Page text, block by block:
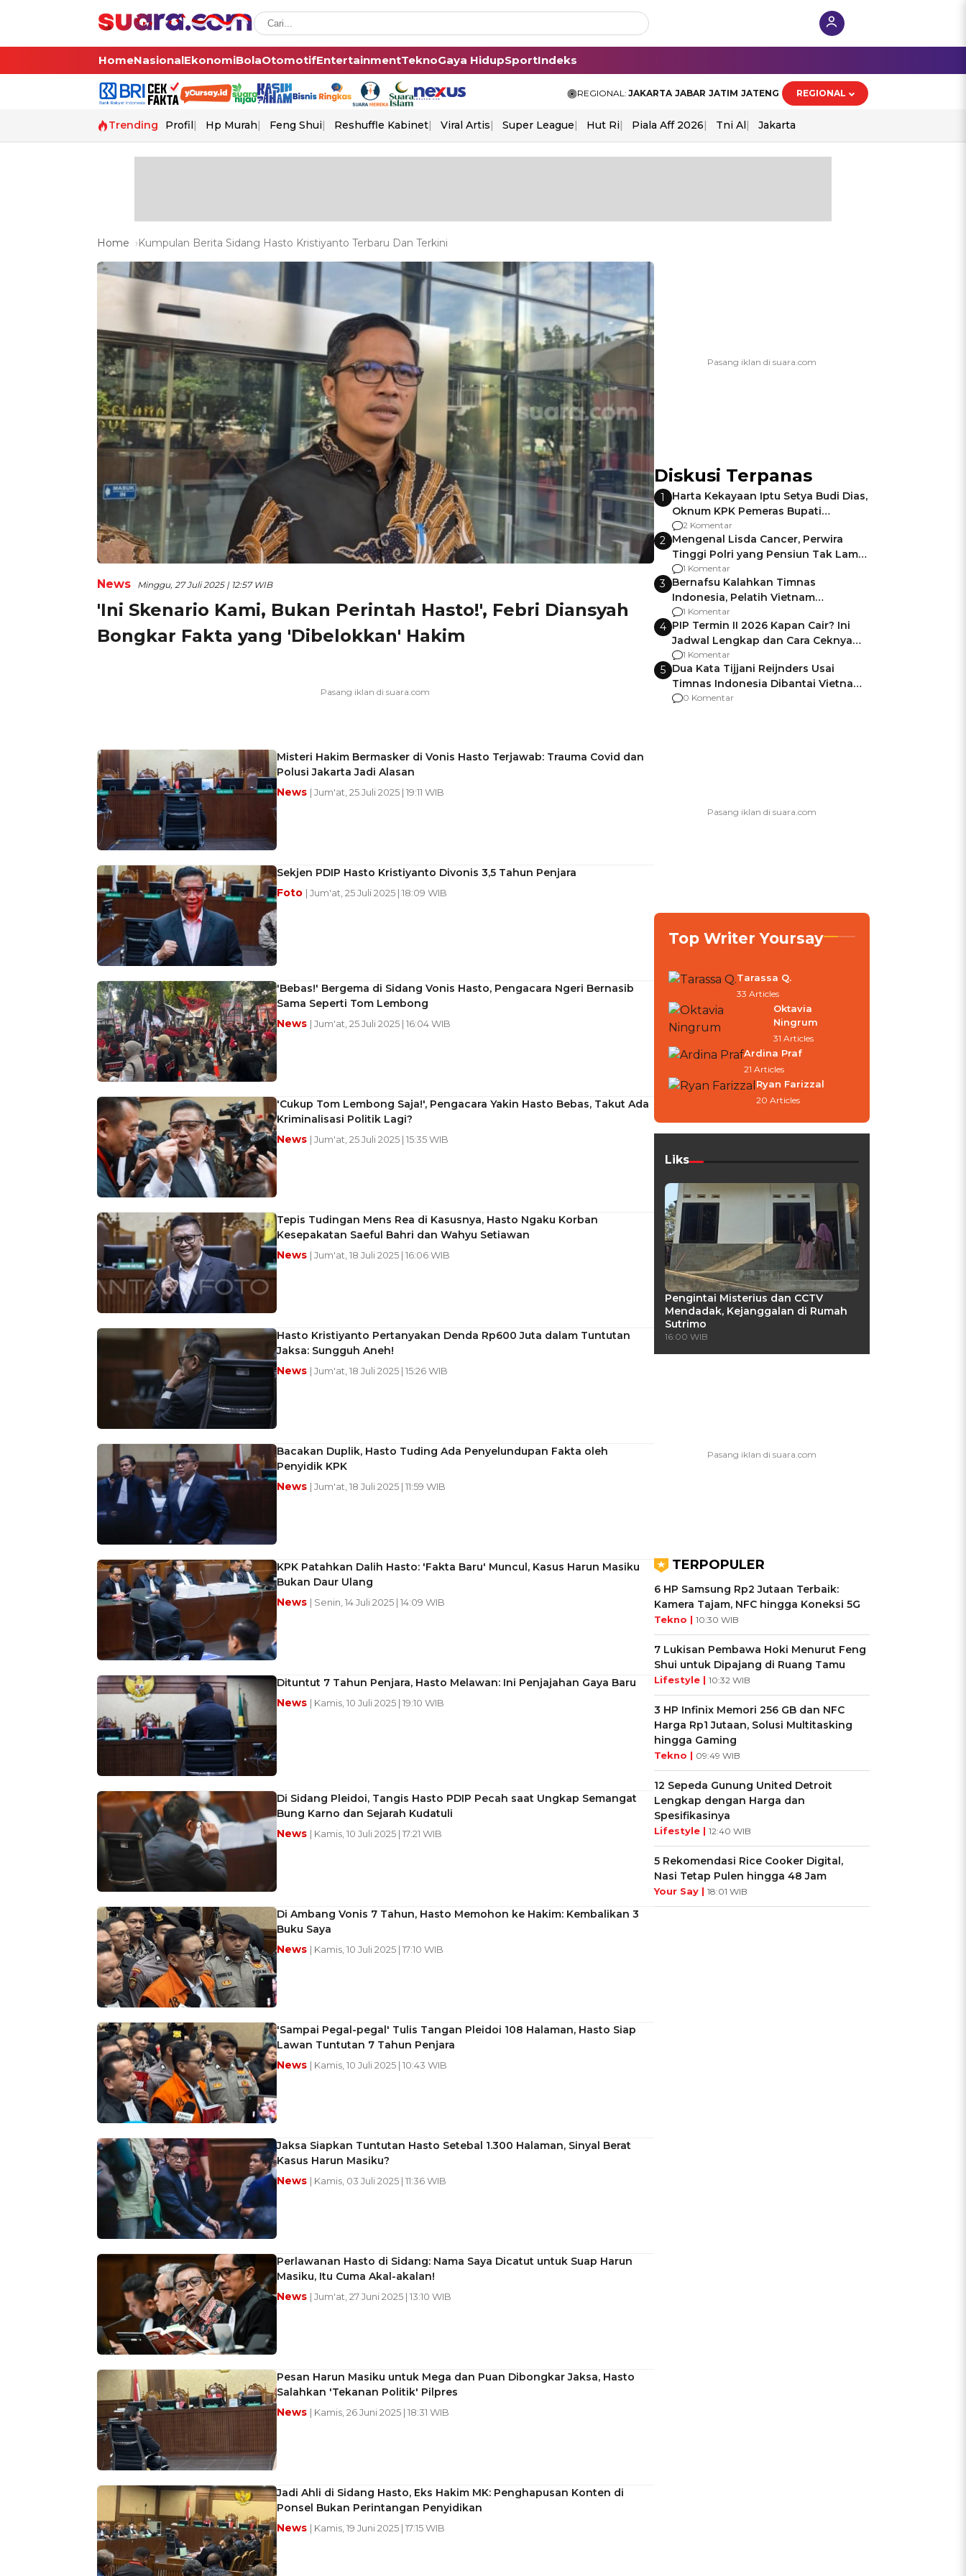
HomeNasionalEkonomiBolaOtomotifEntertainmentTeknoGaya HidupSportIndeks
REGIONAL: JAKARTA JABAR JATIM JATENG REGIONAL
Trending Profil Hp Murah Feng Shui Reshuffle Kabinet Viral Artis Super League Hut Ri Piala Aff 2026 Tni Al Jakarta
Home Kumpulan Berita Sidang Hasto Kristiyanto Terbaru Dan Terkini
News Minggu, 27 Juli 2025 | 12:57 WIB
'Ini Skenario Kami, Bukan Perintah Hasto!', Febri Diansyah
Bongkar Fakta yang 'Dibelokkan' Hakim
Misteri Hakim Bermasker di Vonis Hasto Terjawab: Trauma Covid dan
Polusi Jakarta Jadi Alasan
News | Jum'at, 25 Juli 2025 | 19:11 WIB
Sekjen PDIP Hasto Kristiyanto Divonis 3,5 Tahun Penjara
Foto | Jum'at, 25 Juli 2025 | 18:09 WIB
'Bebas!' Bergema di Sidang Vonis Hasto, Pengacara Ngeri Bernasib
Sama Seperti Tom Lembong
News | Jum'at, 25 Juli 2025 | 16:04 WIB
'Cukup Tom Lembong Saja!', Pengacara Yakin Hasto Bebas, Takut Ada
Kriminalisasi Politik Lagi?
News | Jum'at, 25 Juli 2025 | 15:35 WIB
Tepis Tudingan Mens Rea di Kasusnya, Hasto Ngaku Korban
Kesepakatan Saeful Bahri dan Wahyu Setiawan
News | Jum'at, 18 Juli 2025 | 16:06 WIB
Hasto Kristiyanto Pertanyakan Denda Rp600 Juta dalam Tuntutan
Jaksa: Sungguh Aneh!
News | Jum'at, 18 Juli 2025 | 15:26 WIB
Bacakan Duplik, Hasto Tuding Ada Penyelundupan Fakta oleh
Penyidik KPK
News | Jum'at, 18 Juli 2025 | 11:59 WIB
KPK Patahkan Dalih Hasto: 'Fakta Baru' Muncul, Kasus Harun Masiku
Bukan Daur Ulang
News | Senin, 14 Juli 2025 | 14:09 WIB
Dituntut 7 Tahun Penjara, Hasto Melawan: Ini Penjajahan Gaya Baru
News | Kamis, 10 Juli 2025 | 19:10 WIB
Di Sidang Pleidoi, Tangis Hasto PDIP Pecah saat Ungkap Semangat
Bung Karno dan Sejarah Kudatuli
News | Kamis, 10 Juli 2025 | 17:21 WIB
Di Ambang Vonis 7 Tahun, Hasto Memohon ke Hakim: Kembalikan 3
Buku Saya
News | Kamis, 10 Juli 2025 | 17:10 WIB
'Sampai Pegal-pegal' Tulis Tangan Pleidoi 108 Halaman, Hasto Siap
Lawan Tuntutan 7 Tahun Penjara
News | Kamis, 10 Juli 2025 | 10:43 WIB
Jaksa Siapkan Tuntutan Hasto Setebal 1.300 Halaman, Sinyal Berat
Kasus Harun Masiku?
News | Kamis, 03 Juli 2025 | 11:36 WIB
Perlawanan Hasto di Sidang: Nama Saya Dicatut untuk Suap Harun
Masiku, Itu Cuma Akal-akalan!
News | Jum'at, 27 Juni 2025 | 13:10 WIB
Pesan Harun Masiku untuk Mega dan Puan Dibongkar Jaksa, Hasto
Salahkan 'Tekanan Politik' Pilpres
News | Kamis, 26 Juni 2025 | 18:31 WIB
Jadi Ahli di Sidang Hasto, Eks Hakim MK: Penghapusan Konten di
Ponsel Bukan Perintangan Penyidikan
News | Kamis, 19 Juni 2025 | 17:15 WIB
Diskusi Terpanas
1
Harta Kekayaan Iptu Setya Budi Dias,
Oknum KPK Pemeras Bupati
Pemalang
2 Komentar
2 Mengenal Lisda Cancer, Perwira
Tinggi Polri yang Pensiun Tak Lama
Usai Jadi Brigjen
1 Komentar
3 Bernafsu Kalahkan Timnas
Indonesia, Pelatih Vietnam
Berencana Pakai Jimat di Pakansari
1 Komentar
4 PIP Termin II 2026 Kapan Cair? Ini
Jadwal Lengkap dan Cara Ceknya
agar Dana Tidak Hangus!
1 Komentar
5 Dua Kata Tijjani Reijnders Usai
Timnas Indonesia Dibantai Vietnam
0-30 Komentar
Top Writer Yoursay
Tarassa Q.
33 Articles
Oktavia
Ningrum
31 Articles
Ardina Praf
21 Articles
Ryan Farizzal
20 Articles
Liks
Pengintai Misterius dan CCTV
Mendadak, Kejanggalan di Rumah
Sutrimo
16:00 WIB
TERPOPULER
6 HP Samsung Rp2 Jutaan Terbaik:
Kamera Tajam, NFC hingga Koneksi 5G
Tekno | 10:30 WIB
7 Lukisan Pembawa Hoki Menurut Feng
Shui untuk Dipajang di Ruang Tamu
Lifestyle | 10:32 WIB
3 HP Infinix Memori 256 GB dan NFC
Harga Rp1 Jutaan, Solusi Multitasking
hingga Gaming
Tekno | 09:49 WIB
12 Sepeda Gunung United Detroit
Lengkap dengan Harga dan
Spesifikasinya
Lifestyle | 12:40 WIB
5 Rekomendasi Rice Cooker Digital,
Nasi Tetap Pulen hingga 48 Jam
Your Say | 18:01 WIB